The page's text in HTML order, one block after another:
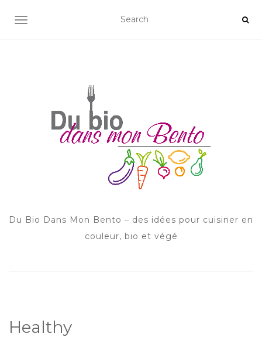
AFFICHER/MASQUER LA NAVIGATION
Du Bio Dans Mon Bento – des idées pour cuisiner en
couleur, bio et végé
Healthy